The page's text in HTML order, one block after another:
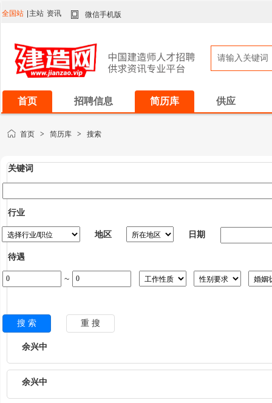
全国站 主站 资讯 微信手机版
首页 招聘信息 简历库 供应
首页 > 简历库 > 搜索
关键词
行业
地区 日期
待遇
~
余兴中
余兴中